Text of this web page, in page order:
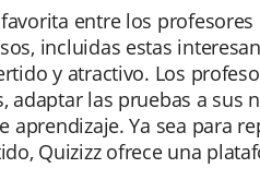
entre los
incluidas estas
y atractivo. Los
las pruebas a sus
Ya sea para
Quizizz ofrece una